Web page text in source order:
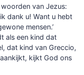
van Jezus:
dank u! Want u hebt
mensen.’
als een kind dat
dat kind van Greccio,
kijkt God ons